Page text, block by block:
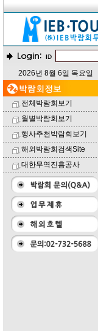
2026년 8월 6일 목요일
전체박람회보기
월별박람회보기
행사추천박람회보기
해외박람회검색Site
대한무역진흥공사